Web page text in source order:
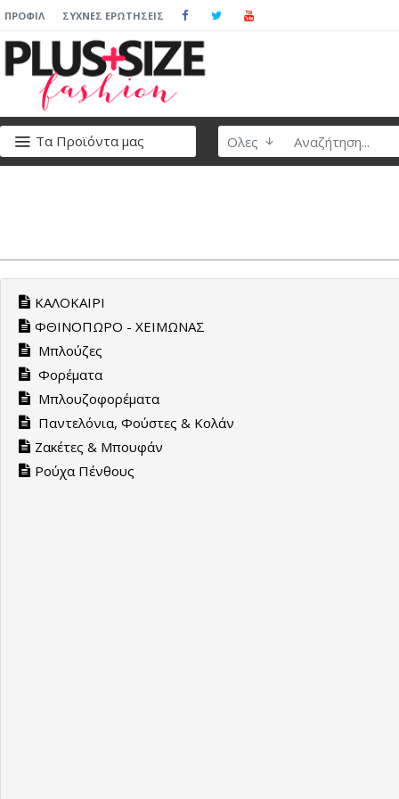
ΠΡΟΦΊΛ ΣΥΧΝΈΣ ΕΡΩΤΉΣΕΙΣ
Τα Προϊόντα μας Ολες
ΚΑΛΟΚΑΙΡΙ
ΦΘΙΝΟΠΩΡΟ - ΧΕΙΜΩΝΑΣ
Μπλούζες
Φορέματα
Μπλουζοφορέματα
Παντελόνια, Φούστες & Κολάν
Ζακέτες & Μπουφάν
Ρούχα Πένθους